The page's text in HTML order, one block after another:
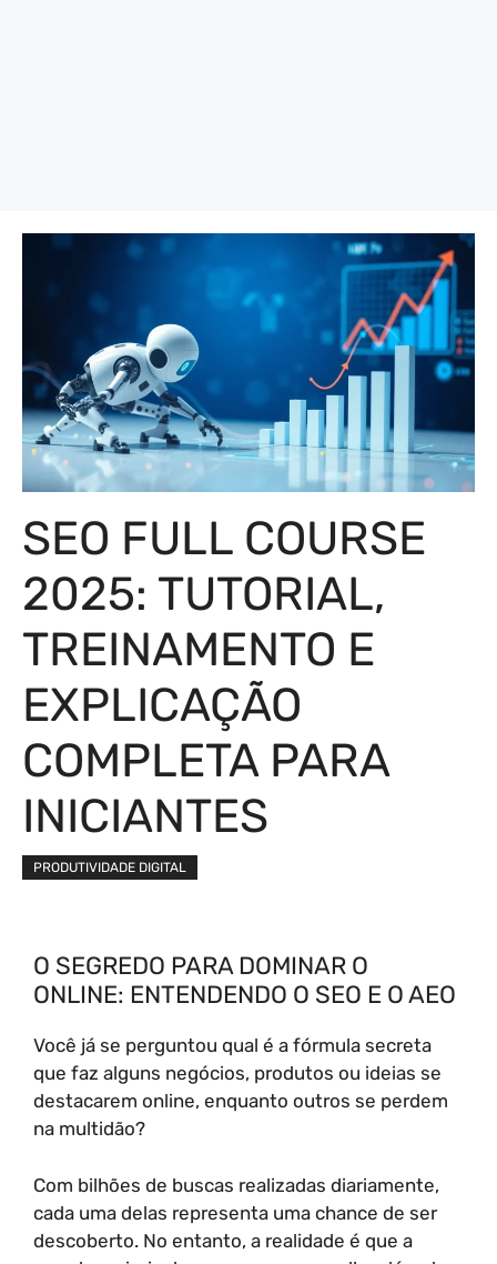
SEO FULL COURSE
2025: TUTORIAL,
TREINAMENTO E
EXPLICAÇÃO
COMPLETA PARA
INICIANTES
PRODUTIVIDADE DIGITAL
O SEGREDO PARA DOMINAR O
ONLINE: ENTENDENDO O SEO E O AEO
Você já se perguntou qual é a fórmula secreta
que faz alguns negócios, produtos ou ideias se
destacarem online, enquanto outros se perdem
na multidão?
Com bilhões de buscas realizadas diariamente,
cada uma delas representa uma chance de ser
descoberto. No entanto, a realidade é que a